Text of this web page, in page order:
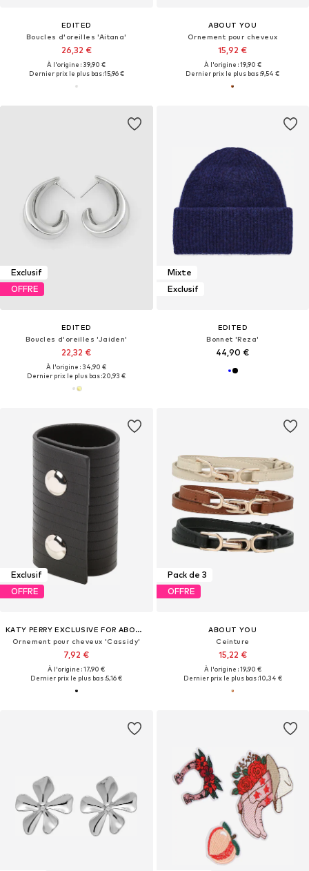
EDITED
Boucles d'oreilles 'Aitana'
26,32 €
À l'origine : 39,90 €
Dernier prix le plus bas :15,96 €
ABOUT YOU
Ornement pour cheveux
15,92 €
À l'origine : 19,90 €
Dernier prix le plus bas :9,54 €
Exclusif
OFFRE
EDITED
Boucles d'oreilles 'Jaiden'
22,32 €
À l'origine : 34,90 €
Dernier prix le plus bas :20,93 €
Mixte
Exclusif
EDITED
Bonnet 'Reza'
44,90 €
Exclusif
OFFRE
KATY PERRY EXCLUSIVE FOR ABOUT YOU
Ornement pour cheveux 'Cassidy'
7,92 €
À l'origine : 17,90 €
Dernier prix le plus bas :5,16 €
Pack de 3
OFFRE
ABOUT YOU
Ceinture
15,22 €
À l'origine : 19,90 €
Dernier prix le plus bas :10,34 €